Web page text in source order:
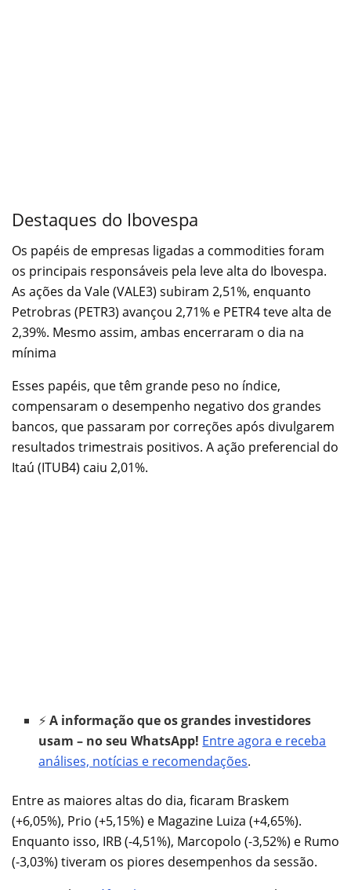
Destaques do Ibovespa
Os papéis de empresas ligadas a commodities foram
os principais responsáveis pela leve alta do Ibovespa.
As ações da Vale (VALE3) subiram 2,51%, enquanto
Petrobras (PETR3) avançou 2,71% e PETR4 teve alta de
2,39%. Mesmo assim, ambas encerraram o dia na
mínima
Esses papéis, que têm grande peso no índice,
compensaram o desempenho negativo dos grandes
bancos, que passaram por correções após divulgarem
resultados trimestrais positivos. A ação preferencial do
Itaú (ITUB4) caiu 2,01%.
⚡A informação que os grandes investidores
usam – no seu WhatsApp! Entre agora e receba
análises, notícias e recomendações.
Entre as maiores altas do dia, ficaram Braskem
(+6,05%), Prio (+5,15%) e Magazine Luiza (+4,65%).
Enquanto isso, IRB (-4,51%), Marcopolo (-3,52%) e Rumo
(-3,03%) tiveram os piores desempenhos da sessão.